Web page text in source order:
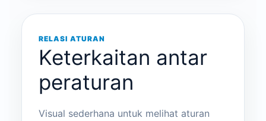
RELASI ATURAN
Keterkaitan antar
peraturan
Visual sederhana untuk melihat aturan